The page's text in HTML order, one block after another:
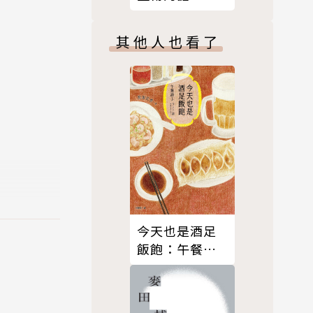
利用對
回敬』
其他人也看了
今天也是酒足
飯飽：午餐酒
3【限時贈送作
者簽名扉頁】